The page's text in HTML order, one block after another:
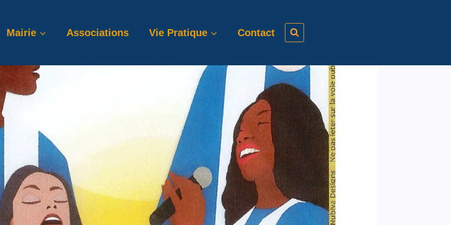
Mairie Associations Vie Pratique Contact